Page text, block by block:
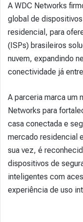
A WDC Networks
global de
residencial, para
(ISPs) brasileiros
nuvem, expandindo
conectividade já
A parceria marca um
Networks para
casa conectada e
mercado residencial
sua vez, é
dispositivos de
inteligentes com
experiência de uso